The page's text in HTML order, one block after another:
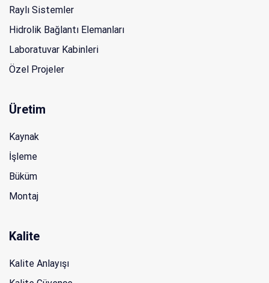
Raylı Sistemler
Hidrolik Bağlantı Elemanları
Laboratuvar Kabinleri
Özel Projeler
Üretim
Kaynak
İşleme
Büküm
Montaj
Kalite
Kalite Anlayışı